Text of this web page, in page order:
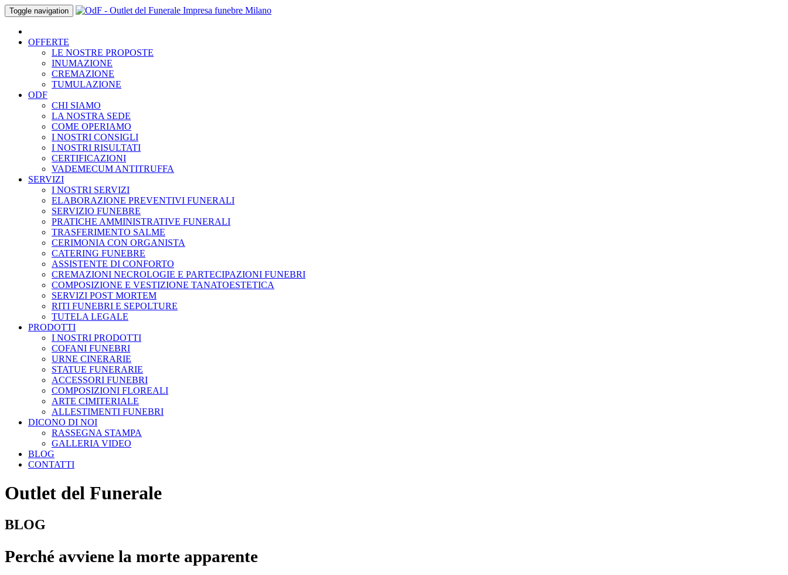
Skip
to
content
Toggle navigation
OFFERTE
LE NOSTRE PROPOSTE
INUMAZIONE
CREMAZIONE
TUMULAZIONE
ODF
CHI SIAMO
LA NOSTRA SEDE
COME OPERIAMO
I NOSTRI CONSIGLI
I NOSTRI RISULTATI
CERTIFICAZIONI
VADEMECUM ANTITRUFFA
SERVIZI
I NOSTRI SERVIZI
ELABORAZIONE PREVENTIVI FUNERALI
SERVIZIO FUNEBRE
PRATICHE AMMINISTRATIVE FUNERALI
TRASFERIMENTO SALME
CERIMONIA CON ORGANISTA
CATERING FUNEBRE
ASSISTENTE DI CONFORTO
CREMAZIONI NECROLOGIE E PARTECIPAZIONI FUNEBRI
COMPOSIZIONE E VESTIZIONE TANATOESTETICA
SERVIZI POST MORTEM
RITI FUNEBRI E SEPOLTURE
TUTELA LEGALE
PRODOTTI
I NOSTRI PRODOTTI
COFANI FUNEBRI
URNE CINERARIE
STATUE FUNERARIE
ACCESSORI FUNEBRI
COMPOSIZIONI FLOREALI
ARTE CIMITERIALE
ALLESTIMENTI FUNEBRI
DICONO DI NOI
RASSEGNA STAMPA
GALLERIA VIDEO
BLOG
CONTATTI
Outlet del Funerale
BLOG
Perché avviene la morte apparente